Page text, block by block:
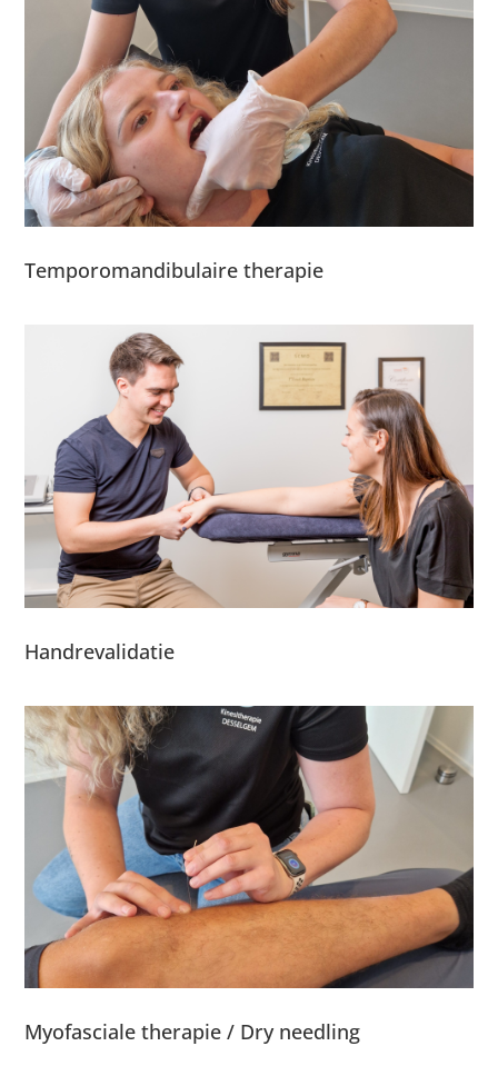
Temporomandibulaire therapie
Handrevalidatie
Myofasciale therapie / Dry needling